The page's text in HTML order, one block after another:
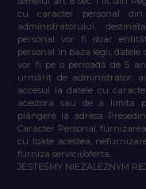
cu caracter personal
administratorului,
personal vor fi doar
personal în baza legii,
vor fi pe o perioadă de 5
urmărit de administrator,
accesul la datele cu
acestora sau de a limita
plângere la adresa
Caracter Personal,
cu toate acestea,
furniza servicii/oferta.
JESTEŚMY NIEZALEŻNYM